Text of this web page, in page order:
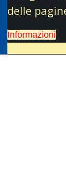
delle
Informazioni